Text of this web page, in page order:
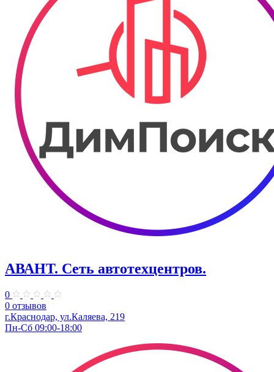
АВАНТ. ​Сеть автотехцентров.
0
0 отзывов
г.Краснодар, ул.Каляева, 219
Пн-Сб 09:00-18:00